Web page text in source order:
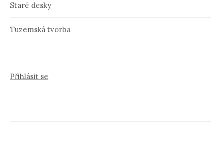
Staré desky
Tuzemská tvorba
Přihlásit se